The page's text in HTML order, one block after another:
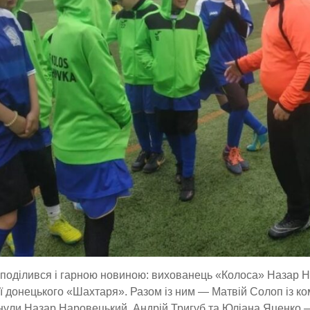
і гарною новиною: вихованець «Колоса» Назар
донецького «Шахтаря». Разом із ним — Матвій Солоп із